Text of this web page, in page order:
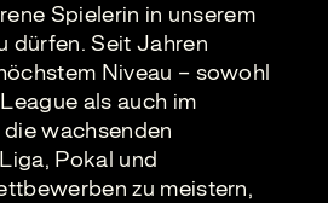
Spielerin in unserem
dürfen. Seit Jahren
Niveau – sowohl
als auch im
wachsenden
Pokal und
zu meistern,